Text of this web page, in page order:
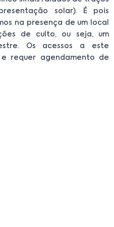
solar). É pois
na presença de um local
de culto, ou seja, um
Os acessos a este
requer agendamento de